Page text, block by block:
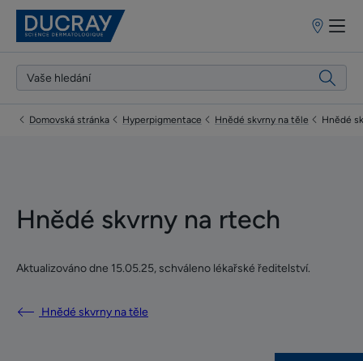
Prodejní
Domovská stránka Hyperpigmentace Hnědé skvrny na těle Hnědé
Hnědé skvrny na rtech
Aktualizováno dne 15.05.25, schváleno lékařské ředitelství.
Hnědé skvrny na těle